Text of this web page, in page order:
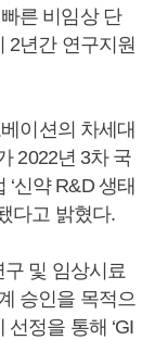
른 비임상 단
2년간 연구지원
이션의 차세대
2022년 3차 국
신약 R&D 생태
다고 밝혔다.
및 임상시료
승인을 목적으
정을 통해 ‘GI